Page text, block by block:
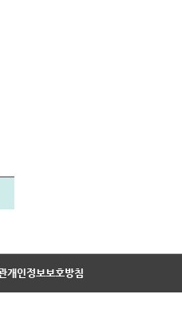
개인정보보호방침